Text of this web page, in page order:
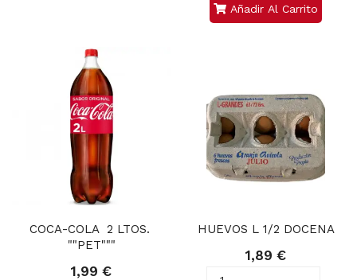
Añadir Al Carrito
COCA-COLA  2 LTOS.
""PET"""
1,99 €
HUEVOS L 1/2 DOCENA
1,89 €